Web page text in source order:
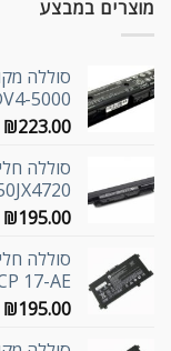
מוצרים במבצע
5000
₪223.00
₪195.00
17-AE
₪195.00